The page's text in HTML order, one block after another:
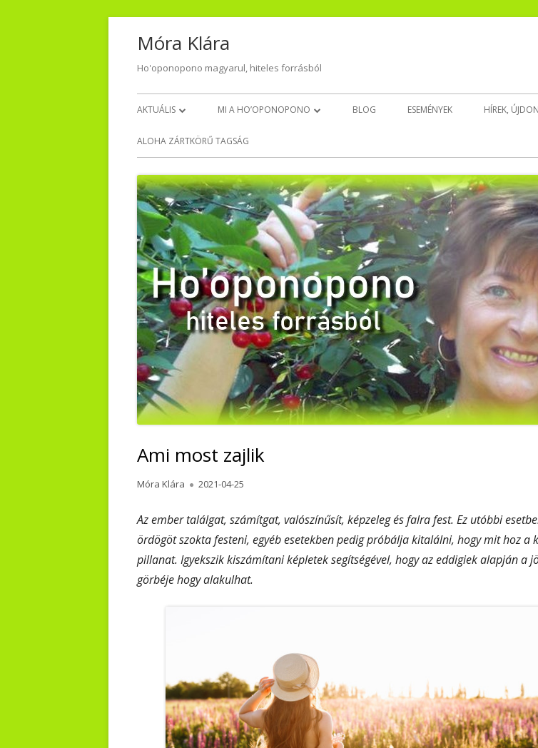
Móra Klára
Ho'oponopono magyarul, hiteles forrásból
Primary
Menu
AKTUÁLIS
NAPI HÁLA
MI A HO’OPONOPONO
VISSZAJELZÉSEK – TŐLETEK
BLOG ESEMÉNYEK HÍREK,
BELSŐ
ALUDJ JÓL!
EZT NYISD
ELENGEDÉS
HÁLA
FELEMELŐ
PÉNZTÁRCA
KARKÖTŐK
ALOHA ZÁRTKÖRŰ TAGSÁG
Ami most zajlik
Author
Móra Klára
Published
2021-04-25
Az ember találgat, számítgat, valószínűsít, képzeleg és falra fest. Ez utóbbi
ördögöt szokta festeni, egyéb esetekben pedig próbálja kitalálni, hogy mit hoz a
pillanat. Igyekszik kiszámítani képletek segítségével, hogy az eddigiek alapján a
görbéje hogy alakulhat.